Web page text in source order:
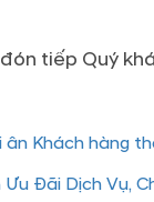
tiếp Quý
ân Khách hàng
Ưu Đãi Dịch Vụ,